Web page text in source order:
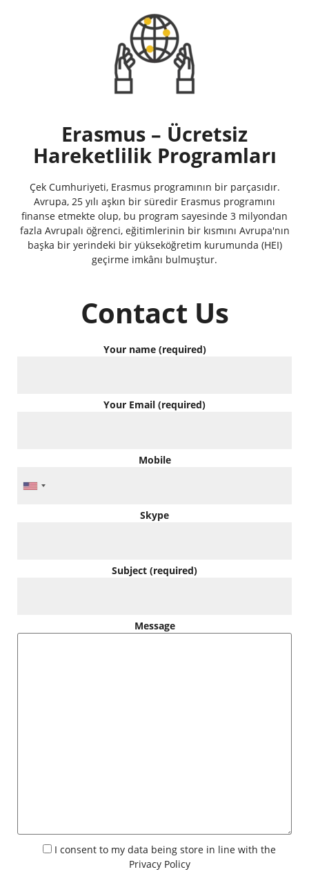
Erasmus – Ücretsiz
Hareketlilik Programları
Çek Cumhuriyeti, Erasmus programının bir parçasıdır.
Avrupa, 25 yılı aşkın bir süredir Erasmus programını
finanse etmekte olup, bu program sayesinde 3 milyondan
fazla Avrupalı öğrenci, eğitimlerinin bir kısmını Avrupa'nın
başka bir yerindeki bir yükseköğretim kurumunda (HEI)
geçirme imkânı bulmuştur.
Contact Us
Your name (required)
Your Email (required)
Mobile
Skype
Subject (required)
Message
I consent to my data being store in line with the
Privacy Policy